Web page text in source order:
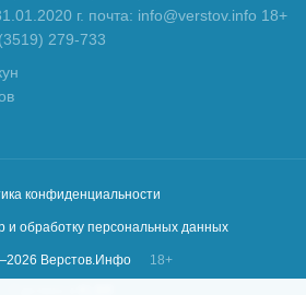
г. почта: info@verstov.info 18+
279-733
конфиденциальности
и обработку персональных данных
2026 Верстов.Инфо
18+